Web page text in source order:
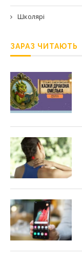
Школярі
ЗАРАЗ ЧИТАЮТЬ